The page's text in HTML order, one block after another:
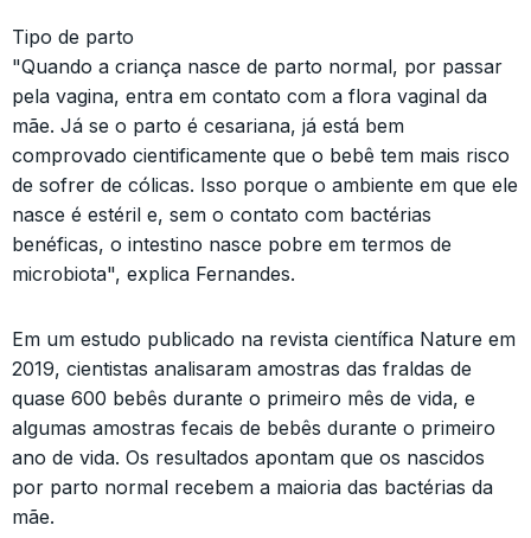
Tipo de parto
"Quando a criança nasce de parto normal, por passar
pela vagina, entra em contato com a flora vaginal da
mãe. Já se o parto é cesariana, já está bem
comprovado cientificamente que o bebê tem mais risco
de sofrer de cólicas. Isso porque o ambiente em que ele
nasce é estéril e, sem o contato com bactérias
benéficas, o intestino nasce pobre em termos de
microbiota", explica Fernandes.
Em um estudo publicado na revista científica Nature em
2019, cientistas analisaram amostras das fraldas de
quase 600 bebês durante o primeiro mês de vida, e
algumas amostras fecais de bebês durante o primeiro
ano de vida. Os resultados apontam que os nascidos
por parto normal recebem a maioria das bactérias da
mãe.